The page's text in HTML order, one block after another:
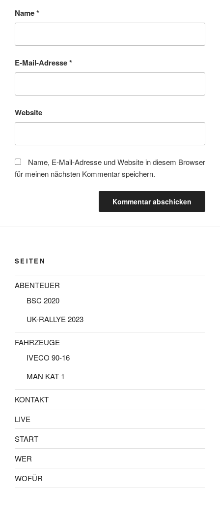
Name*
E-Mail-Adresse*
Website
Name, E-Mail-Adresse und Website in diesem Browser
für meinen nächsten Kommentar speichern.
SEITEN
ABENTEUER
BSC 2020
UK-RALLYE 2023
FAHRZEUGE
IVECO 90-16
MAN KAT 1
KONTAKT
LIVE
START
WER
WOFÜR